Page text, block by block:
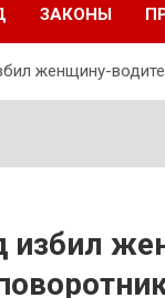
ЗАКОНЫ
женщину-
избил